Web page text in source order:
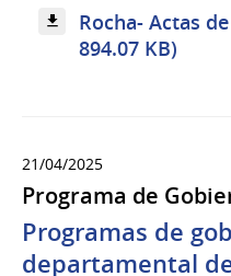
Rocha- Actas
894.07 KB)
21/04/2025
Programa de
Programas de
departamental